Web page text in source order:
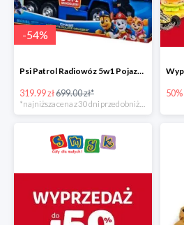
-54%
Psi Patrol Radiowóz 5w1 Pojazd ratunkowy z figurką Chase'a
319.99 zł699.00 zł* 50%